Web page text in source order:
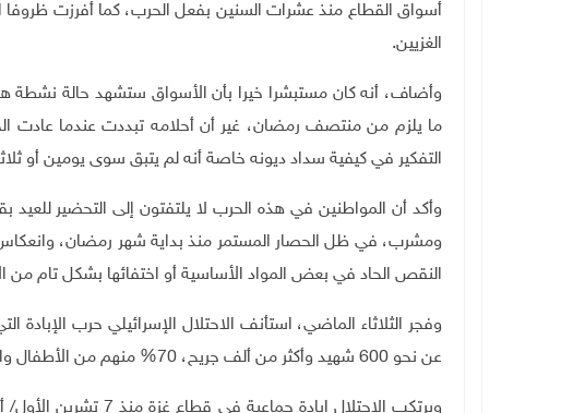
أسواق القطاع منذ عشرات السنين بفعل الحرب، كما أفرزت
الغزيين.
وأضاف، أنه كان مستبشرا خيرا بأن الأسواق ستشهد حالة نشطة
ما يلزم من منتصف رمضان، غير أن أحلامه تبددت عندما عادت
التفكير في كيفية سداد ديونه خاصة أنه لم يتبق سوى يومين أو
وأكد أن المواطنين في هذه الحرب لا يلتفتون إلى التحضير
ومشرب، في ظل الحصار المستمر منذ بداية شهر رمضان،
النقص الحاد في بعض المواد الأساسية أو اختفائها بشكل تام من
وفجر الثلاثاء الماضي، استأنف الاحتلال الإسرائيلي حرب
عن نحو 600 شهيد وأكثر من ألف جريح، 70% منهم من الأطفال والنساء والمسنين